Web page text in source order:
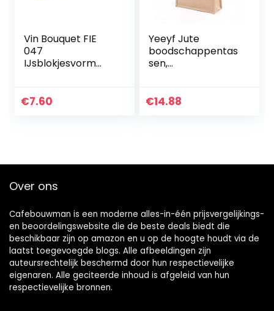
Vin Bouquet FIE
047
IJsblokjesvorm
€7.60
Yeeyf Jute
boodschappentas
sen,
grote,
€14.88
Over ons
Cafebouwman is een moderne alles-in-één prijsvergelijkings-
en beoordelingswebsite die de beste deals biedt die
beschikbaar zijn op amazon en u op de hoogte houdt via de
laatst toegevoegde blogs. Alle afbeeldingen zijn
auteursrechtelijk beschermd door hun respectievelijke
eigenaren. Alle geciteerde inhoud is afgeleid van hun
respectievelijke bronnen.